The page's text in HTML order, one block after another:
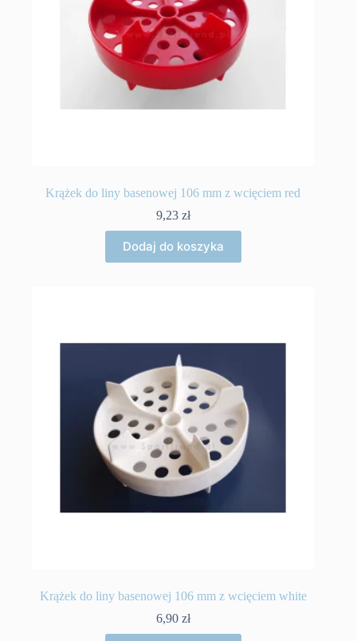
Krążek do liny basenowej 106 mm z wcięciem red
9,23 zł
Dodaj do koszyka
Krążek do liny basenowej 106 mm z wcięciem white
6,90 zł